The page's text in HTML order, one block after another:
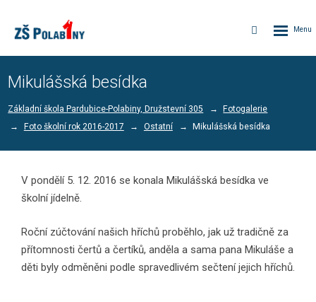
Vyhledávání
Mikulášská besídka
Základní škola Pardubice-Polabiny, Družstevní 305
Fotogalerie
Foto školní rok 2016-2017
Ostatní Mikulášská besídka
V pondělí 5. 12. 2016 se konala Mikulášská besídka ve
školní jídelně.
Roční zúčtování našich hříchů proběhlo, jak už tradičně za
přítomnosti čertů a čertíků, anděla a sama pana Mikuláše a
děti byly odměněni podle spravedlivém sečtení jejich hříchů.